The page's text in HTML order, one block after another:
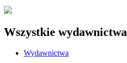
Wszystkie wydawnictwa
Wydawnictwa